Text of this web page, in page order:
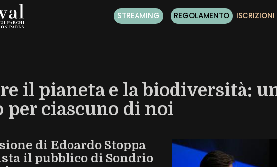
STREAMING REGOLAMENTO ISCRIZIONI
il pianeta e la biodiversità:
per ciascuno di noi
di Edoardo Stoppa
il pubblico di Sondrio